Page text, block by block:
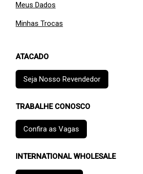
Meus Dados
Minhas Trocas
ATACADO
Seja Nosso Revendedor
TRABALHE CONOSCO
Confira as Vagas
INTERNATIONAL WHOLESALE